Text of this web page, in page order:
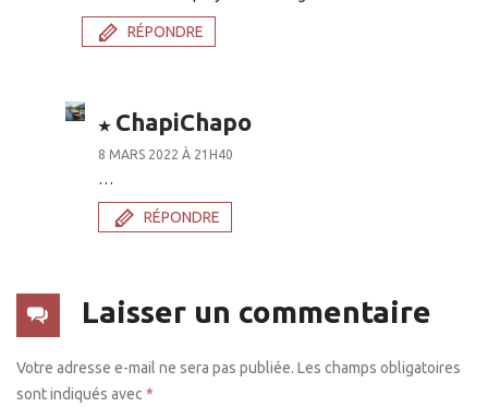
RÉPONDRE
ChapiChapo
8 MARS 2022 À 21H40
…
RÉPONDRE
Laisser un commentaire
Votre adresse e-mail ne sera pas publiée. Les champs obligatoires
sont indiqués avec *